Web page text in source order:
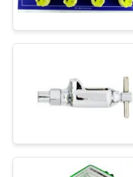
CONTACTEER
ONS
VERZOEK
CITAAT